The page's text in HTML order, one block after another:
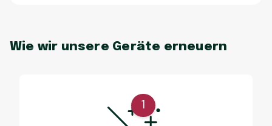
Wie wir unsere Geräte erneuern